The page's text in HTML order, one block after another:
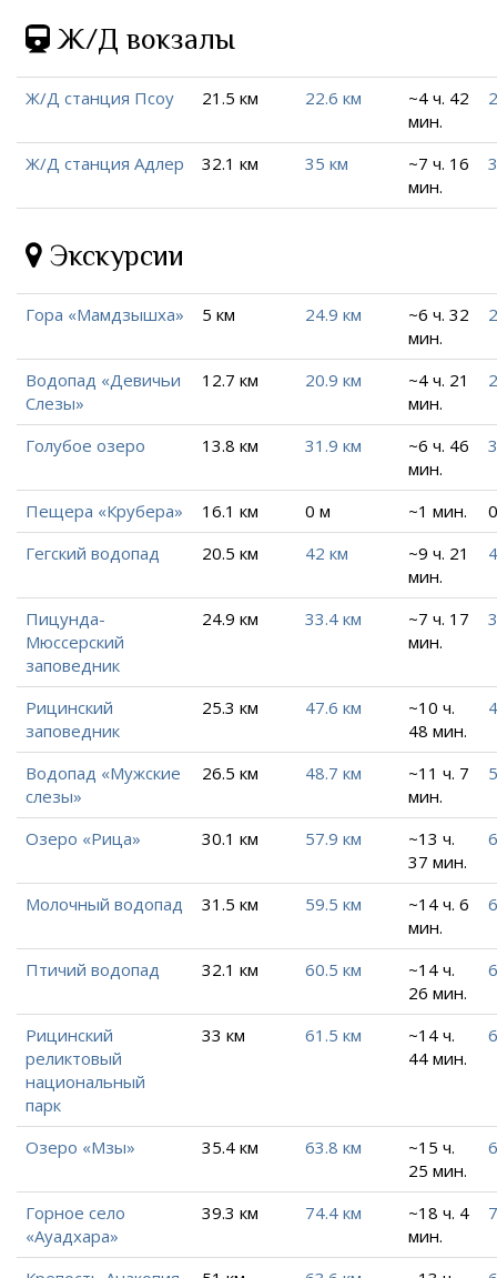
Ж/Д вокзалы
Ж/Д станция Псоу 21.5 км 22.6 км
~4 ч. 42
мин.
Ж/Д станция Адлер 32.1 км 35 км
~7 ч. 16
мин.
Экскурсии
Гора «Мамдзышха» 5 км 24.9 км
~6 ч. 32
мин.
Водопад «Девичьи
Слезы»
12.7 км 20.9 км
~4 ч. 21
мин.
Голубое озеро 13.8 км 31.9 км
~6 ч. 46
мин.
Пещера «Крубера» 16.1 км 0 м ~1 мин.
Гегский водопад
20.5 км 42 км
~9 ч. 21
мин.
Пицунда-
Мюссерский
заповедник
24.9 км 33.4 км
~7 ч. 17
мин.
Рицинский
заповедник
25.3 км 47.6 км
~10 ч.
48 мин.
Водопад «Мужские
слезы»
26.5 км 48.7 км
~11 ч. 7
мин.
Озеро «Рица» 30.1 км 57.9 км
~13 ч.
37 мин.
Молочный водопад 31.5 км 59.5 км
~14 ч. 6
мин.
Птичий водопад 32.1 км 60.5 км
~14 ч.
26 мин.
Рицинский
реликтовый
национальный
парк
33 км 61.5 км
~14 ч.
44 мин.
Озеро «Мзы» 35.4 км 63.8 км
~15 ч.
25 мин.
Горное село
«Ауадхара»
39.3 км 74.4 км
~18 ч. 4
мин.